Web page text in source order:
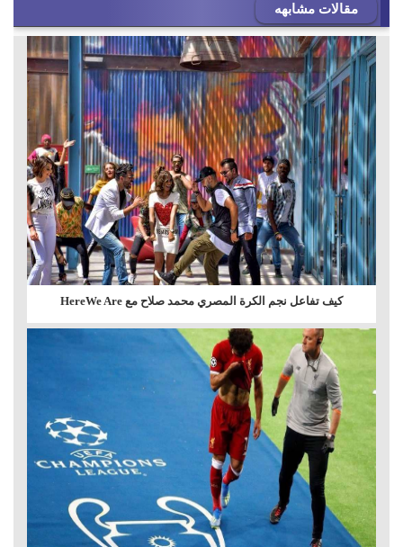
مقالات مشابهه
كيف تفاعل نجم الكرة المصري محمد صلاح مع HereWe Are